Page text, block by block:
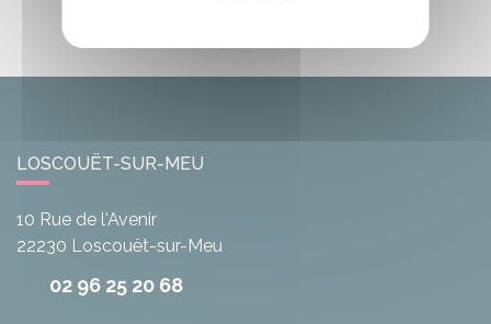
LOSCOUËT-SUR-MEU
10 Rue de l'Avenir
22230 Loscouët-sur-Meu
02 96 25 20 68